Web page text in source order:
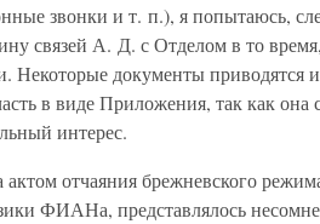
звонки и т. п.), я попытаюсь,
связей А. Д. с Отделом в то
Некоторые документы приводятся
в виде Приложения, так как она
интерес.
отчаяния брежневского
ФИАНа, представлялось